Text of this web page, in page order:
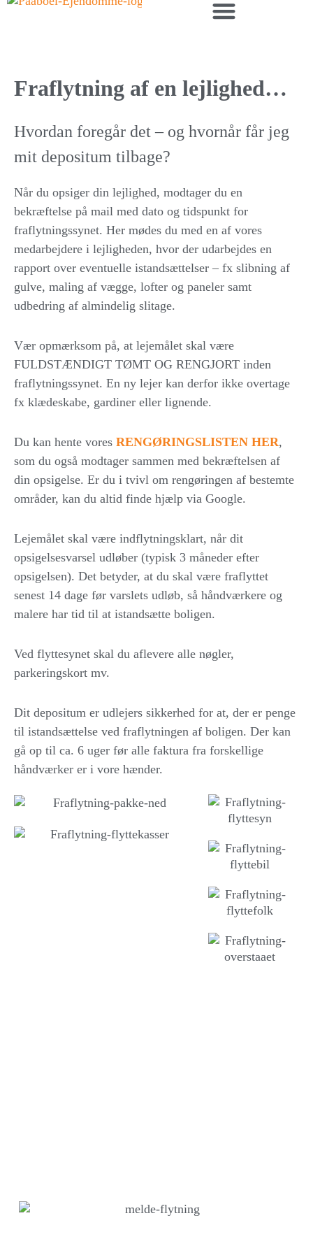
Fraflytning af en lejlighed…
Hvordan foregår det – og hvornår får jeg
mit depositum tilbage?
Når du opsiger din lejlighed, modtager du en
bekræftelse på mail med dato og tidspunkt for
fraflytningssynet. Her mødes du med en af vores
medarbejdere i lejligheden, hvor der udarbejdes en
rapport over eventuelle istandsættelser – fx slibning af
gulve, maling af vægge, lofter og paneler samt
udbedring af almindelig slitage.
Vær opmærksom på, at lejemålet skal være
FULDSTÆNDIGT TØMT OG RENGJORT inden
fraflytningssynet. En ny lejer kan derfor ikke overtage
fx klædeskabe, gardiner eller lignende.
Du kan hente vores RENGØRINGSLISTEN HER,
som du også modtager sammen med bekræftelsen af
din opsigelse. Er du i tvivl om rengøringen af bestemte
områder, kan du altid finde hjælp via Google.
Lejemålet skal være indflytningsklart, når dit
opsigelsesvarsel udløber (typisk 3 måneder efter
opsigelsen). Det betyder, at du skal være fraflyttet
senest 14 dage før varslets udløb, så håndværkere og
malere har tid til at istandsætte boligen.
Ved flyttesynet skal du aflevere alle nøgler,
parkeringskort mv.
Dit depositum er udlejers sikkerhed for at, der er penge
til istandsættelse ved fraflytningen af boligen. Der kan
gå op til ca. 6 uger før alle faktura fra forskellige
håndværker er i vore hænder.